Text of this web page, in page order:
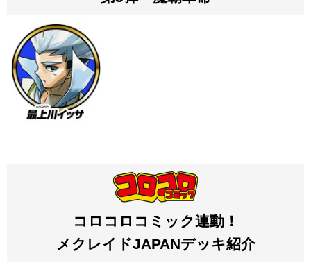
コロコロコミック連動！
メクレイドJAPANデッキ紹介